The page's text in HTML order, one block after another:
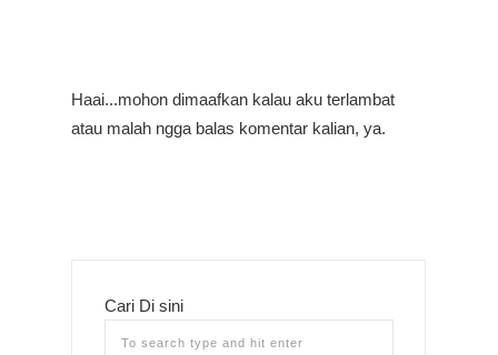
Haai...mohon dimaafkan kalau aku terlambat
atau malah ngga balas komentar kalian, ya.
Cari Di sini